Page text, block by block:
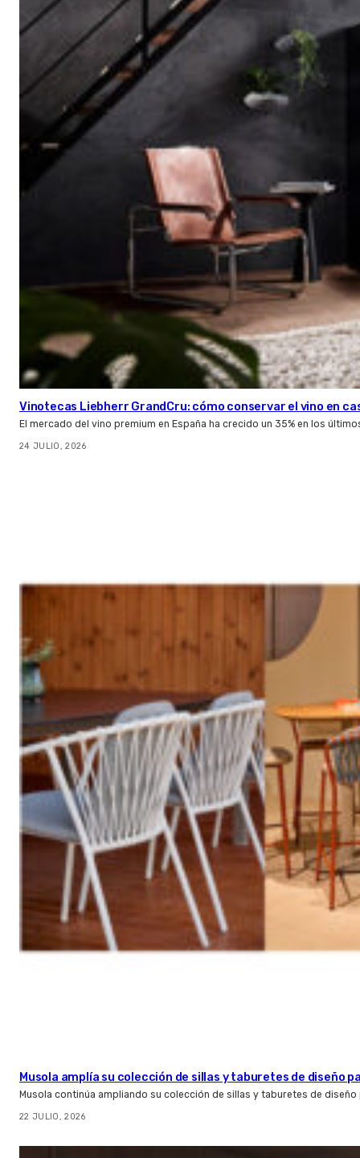
Vinotecas Liebherr GrandCru: cómo conservar el vino en
El mercado del vino premium en España ha crecido un 35% en los
24 JULIO, 2026
Musola amplía su colección de sillas y taburetes de diseño
Musola continúa ampliando su colección de sillas y taburetes de
22 JULIO, 2026